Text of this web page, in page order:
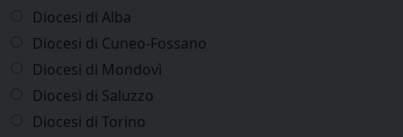
Diocesi di Alba
Diocesi di Cuneo-Fossano
Diocesi di Mondovì
Diocesi di Saluzzo
Diocesi di Torino